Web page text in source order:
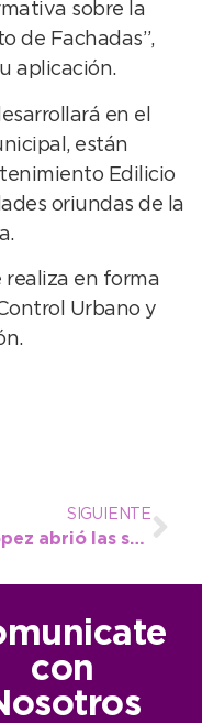
sobre la
de Fachadas”,
aplicación.
en el
están
Edilicio
oriundas de la
realiza en forma
Urbano y
SIGUIENTE
López abrió las sesiones ordinarias en el HCD con un discurso esperanzador
con